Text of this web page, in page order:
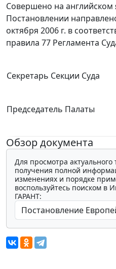
Совершено на английском
Постановлении
октября 2006 г. в
правила 77 Регламента
Секретарь Секции Суда
Председатель Палаты
Обзор документа
Для просмотра актуального
получения полной
изменениях и порядке
воспользуйтесь поиском в
ГАРАНТ: